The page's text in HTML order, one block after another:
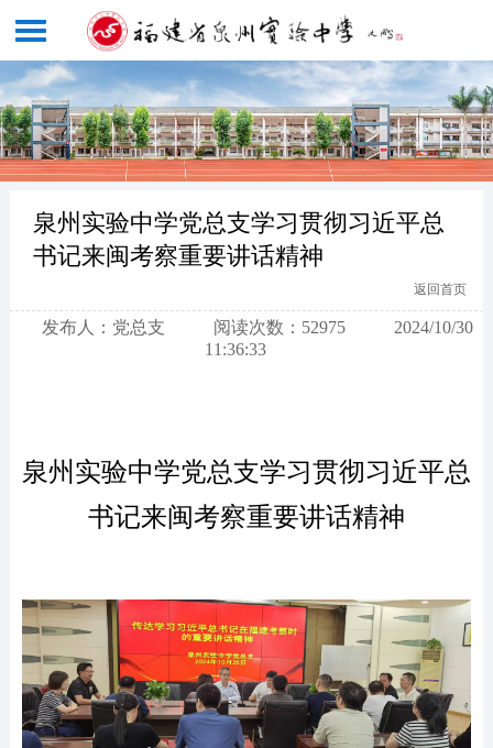
泉州实验中学党总支学习贯彻习近平总
书记来闽考察重要讲话精神
返回首页
发布人：党总支 阅读次数：52975
2024/10/30
11:36:33
泉州实验中学党总支学习贯彻习近平总
书记来闽考察重要讲话精神